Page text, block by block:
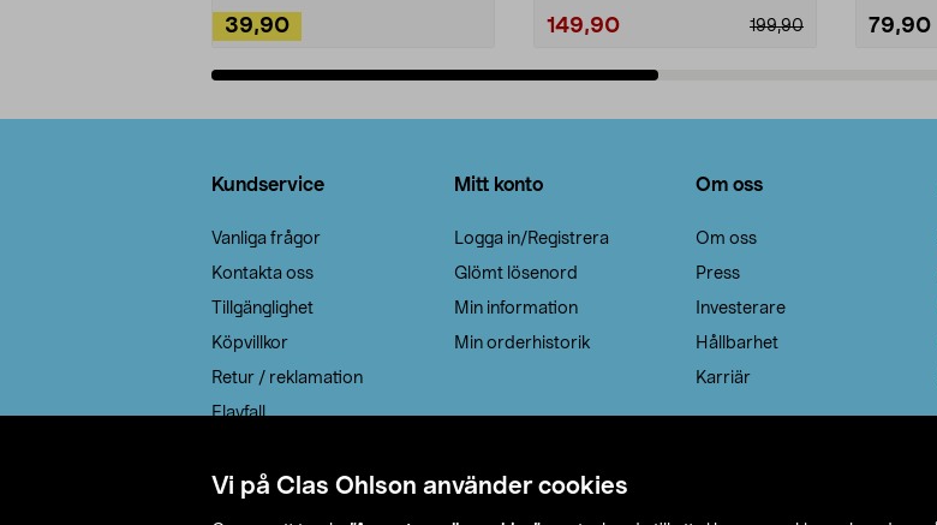
Vi på Clas Ohlson använder cookies
39,90 199,90
149,90 79,90
Kundservice
Vanliga frågor
Kontakta oss
Tillgänglighet
Köpvillkor
Retur / reklamation
Elavfall
Leveransalternativ
Mitt konto
Logga in/Registrera
Glömt lösenord
Min information
Min orderhistorik
Om oss
Om oss
Press
Investerare
Hållbarhet
Karriär